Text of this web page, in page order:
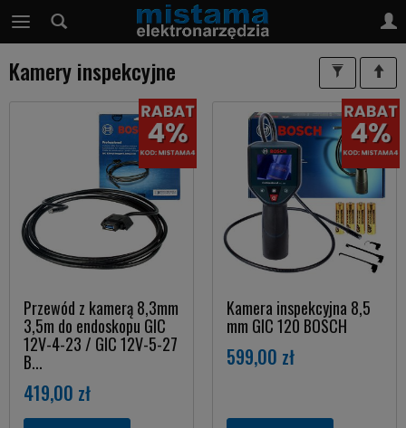
Kamery inspekcyjne
Przewód z kamerą 8,3mm
3,5m do endoskopu GIC
12V-4-23 / GIC 12V-5-27
B...
419,00 zł
Kamera inspekcyjna 8,5
mm GIC 120 BOSCH
599,00 zł